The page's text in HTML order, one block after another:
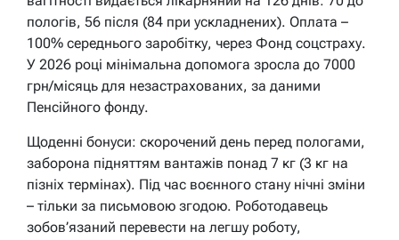
пологів, 56 після (84 при ускладнених). Оплата –
100% середнього заробітку, через Фонд соцстраху.
У 2026 році мінімальна допомога зросла до 7000
грн/місяць для незастрахованих, за даними
Пенсійного фонду.
Щоденні бонуси: скорочений день перед пологами,
заборона підняттям вантажів понад 7 кг (3 кг на
пізніх термінах). Під час воєнного стану нічні зміни
– тільки за письмовою згодою. Роботодавець
зобов’язаний перевести на легшу роботу,